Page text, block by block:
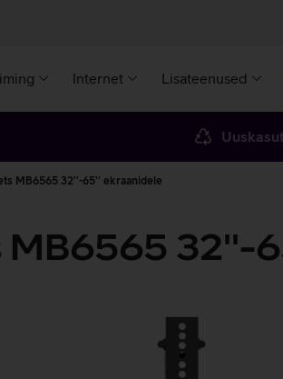
Internet Lisateenused
MB6565 32''-65'' ekraanidele
32''-